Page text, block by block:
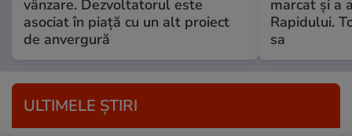
vânzare. Dezvoltatorul este
asociat în piață cu un alt proiect
de anvergură
marcat și a
Rapidului.
sa
ULTIMELE ȘTIRI